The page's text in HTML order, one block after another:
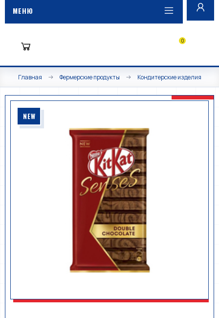
МЕНЮ
0
Главная Фермерские продукты Кондитерские изделия
NEW